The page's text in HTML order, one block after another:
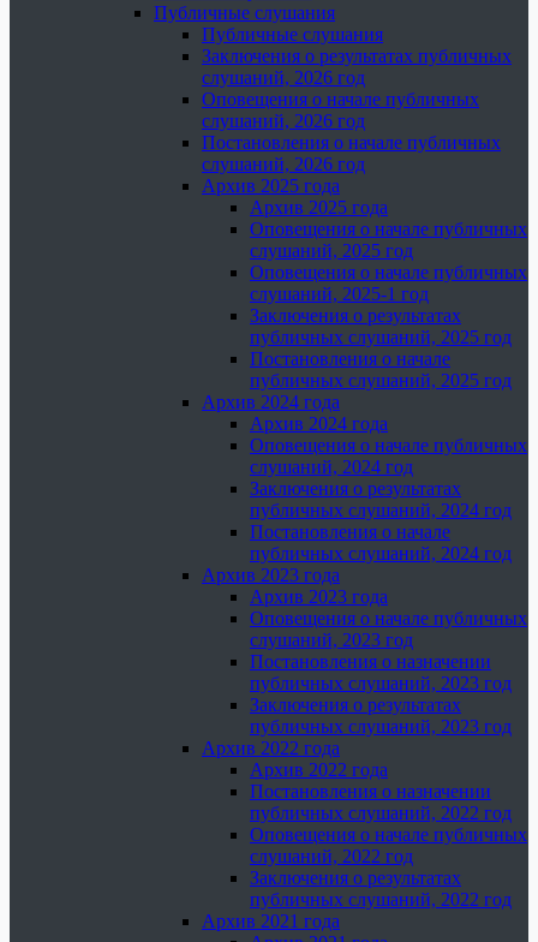
Публичные слушания
Публичные слушания
Заключения о результатах публичных
слушаний, 2026 год
Оповещения о начале публичных
слушаний, 2026 год
Постановления о начале публичных
слушаний, 2026 год
Архив 2025 года
Архив 2025 года
Оповещения о начале публичных
слушаний, 2025 год
Оповещения о начале публичных
слушаний, 2025-1 год
Заключения о результатах
публичных слушаний, 2025 год
Постановления о начале
публичных слушаний, 2025 год
Архив 2024 года
Архив 2024 года
Оповещения о начале публичных
слушаний, 2024 год
Заключения о результатах
публичных слушаний, 2024 год
Постановления о начале
публичных слушаний, 2024 год
Архив 2023 года
Архив 2023 года
Оповещения о начале публичных
слушаний, 2023 год
Постановления о назначении
публичных слушаний, 2023 год
Заключения о результатах
публичных слушаний, 2023 год
Архив 2022 года
Архив 2022 года
Постановления о назначении
публичных слушаний, 2022 год
Оповещения о начале публичных
слушаний, 2022 год
Заключения о результатах
публичных слушаний, 2022 год
Архив 2021 года